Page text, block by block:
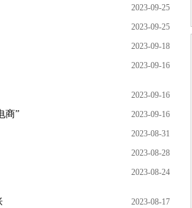
2023-09-25
2023-09-25
2023-09-18
2023-09-16
2023-09-16
商” 2023-09-16
2023-08-31
2023-08-28
2023-08-24
2023-08-17